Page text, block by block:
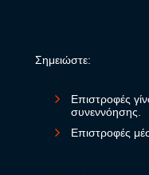
Σημειώστε:
Επιστροφές
συνεννόησης.
Επιστροφές